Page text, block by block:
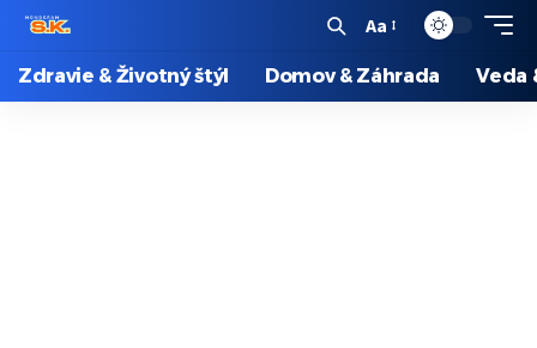
Aa
Zdravie & Životný štýl Domov & Záhrada Veda